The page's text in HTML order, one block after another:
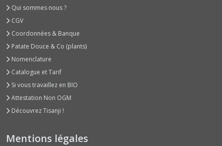
Métulon
Cornichons
(1)
Courges
Qui sommes nous ?
CGV
Coordonnées & Banque
Patate Douce & Co (plants)
Nomenclature
Catalogue et Tarif
Si vous travaillez en BIO
Attestation Non OGM
Découvrez Tisanji !
Mentions légales